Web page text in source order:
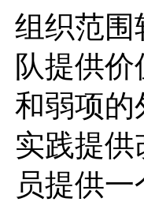
组织范围
队提供
和弱项的
实践提
员提供